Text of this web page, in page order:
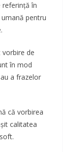
referință în
pentru
vorbire de
în mod
a frazelor
că vorbirea
calitatea